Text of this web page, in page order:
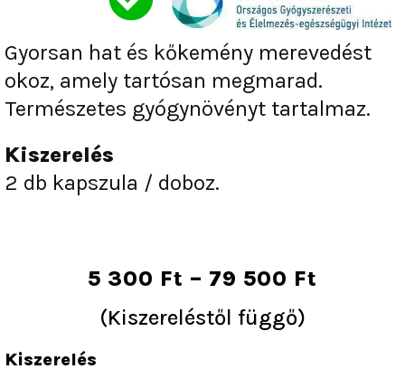
of
5
Gyorsan hat és kőkemény merevedést
okoz, amely tartósan megmarad.
Természetes gyógynövényt tartalmaz.
Kiszerelés
2 db kapszula / doboz.
5 300 Ft – 79 500 Ft
(Kiszereléstől függő)
Kiszerelés
Tornado+